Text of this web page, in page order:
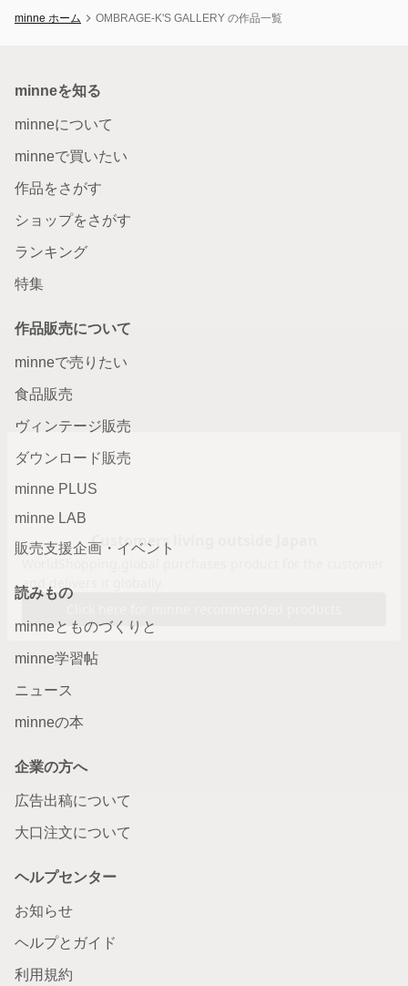
minne ホーム OMBRAGE-K'S GALLERY の作品一覧
minneを知る
minneについて
minneで買いたい
作品をさがす
ショップをさがす
ランキング
特集
作品販売について
minneで売りたい
食品販売
ヴィンテージ販売
ダウンロード販売
minne PLUS
minne LAB
販売支援企画・イベント
読みもの
minneとものづくりと
minne学習帖
ニュース
minneの本
企業の方へ
広告出稿について
大口注文について
ヘルプセンター
お知らせ
ヘルプとガイド
利用規約